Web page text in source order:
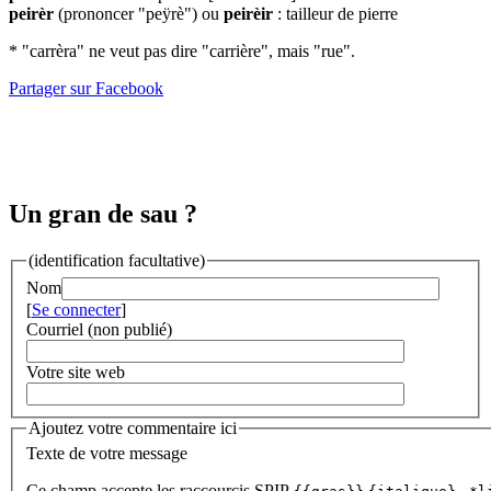
peirèr (prononcer "peÿrè") ou peirèir : tailleur de pierre
* "carrèra" ne veut pas dire "carrière", mais "rue".
Partager sur Facebook
Un gran de sau ?
(identification facultative)
Nom
[Se connecter]
Courriel (non publié)
Votre site web
Ajoutez votre commentaire ici
Texte de votre message